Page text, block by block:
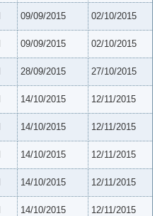
09/09/2015 02/10/2015
09/09/2015 02/10/2015
28/09/2015 27/10/2015
14/10/2015 12/11/2015
14/10/2015 12/11/2015
14/10/2015 12/11/2015
14/10/2015 12/11/2015
14/10/2015 12/11/2015